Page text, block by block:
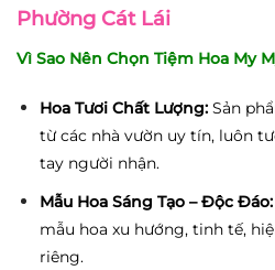
Phường Cát Lái
Vì Sao Nên Chọn Tiệm Hoa My
Hoa Tươi Chất Lượng:Sản
từ các nhà vườn uy tín, luôn
tay người nhận.
Mẫu Hoa Sáng Tạo – Độc Đáo:
mẫu hoa xu hướng, tinh tế,
riêng.